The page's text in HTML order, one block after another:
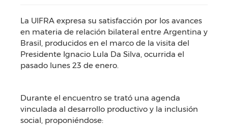
La UIFRA expresa su satisfacción por los avances
en materia de relación bilateral entre Argentina y
Brasil, producidos en el marco de la visita del
Presidente Ignacio Lula Da Silva, ocurrida el
pasado lunes 23 de enero.
Durante el encuentro se trató una agenda
vinculada al desarrollo productivo y la inclusión
social, proponiéndose: